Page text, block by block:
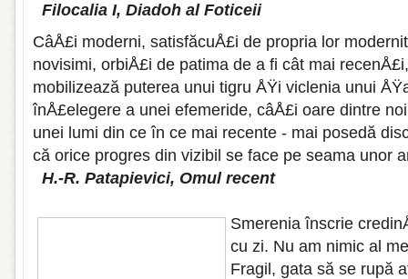
Filocalia I, Diadoh al Foticeii
CâÅ£i moderni, satisfăcuÅ£i de propria lor
novisimi, orbiÅ£i de patima de a fi cât mai
mobilizează puterea unui tigru ÅŸi viclenia unui
înÅ£elegere a unei efemeride, câÅ£i oare dintre
unei lumi din ce în ce mai recente - mai posedă
că orice progres din vizibil se face pe seama unor
H.-R. Patapievici, Omul recent
Smerenia înscrie
cu zi. Nu am nimic al
Fragil, gata să se rupă